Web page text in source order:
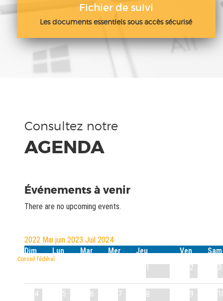
Fichier de suivi
Les documents essentiels sous accès sécurisé
Consultez notre
AGENDA
Événements à venir
There are no upcoming events.
2022 Mai juin 2023 Juil 2024
Dim
Lun Mar Mer Jeu Ven
Sam
1
2 3
4 5 6 7 8 9
Conseil fédéral